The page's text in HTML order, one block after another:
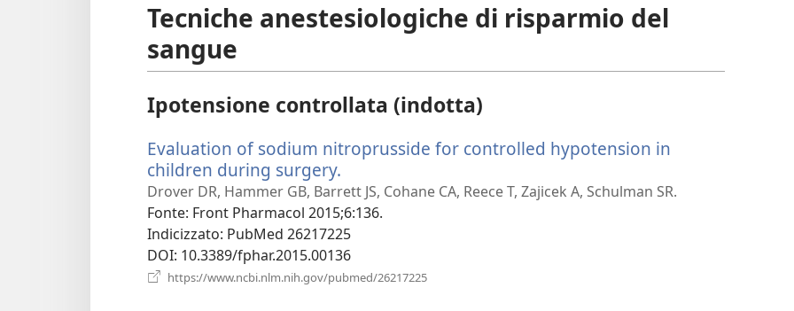
Tecniche anestesiologiche di risparmio del
sangue
Ipotensione controllata (indotta)
Evaluation of sodium nitroprusside for controlled hypotension in
children during surgery.
una
nuova
finestra)
Drover DR, Hammer GB, Barrett JS, Cohane CA, Reece T, Zajicek A, Schulman SR.
Fonte‎: Front Pharmacol 2015;6:136.
Indicizzato‎: PubMed 26217225
DOI‎: 10.3389/fphar.2015.00136
https://www.ncbi.nlm.nih.gov/pubmed/26217225